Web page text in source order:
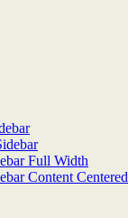
Full Width
Content Centered